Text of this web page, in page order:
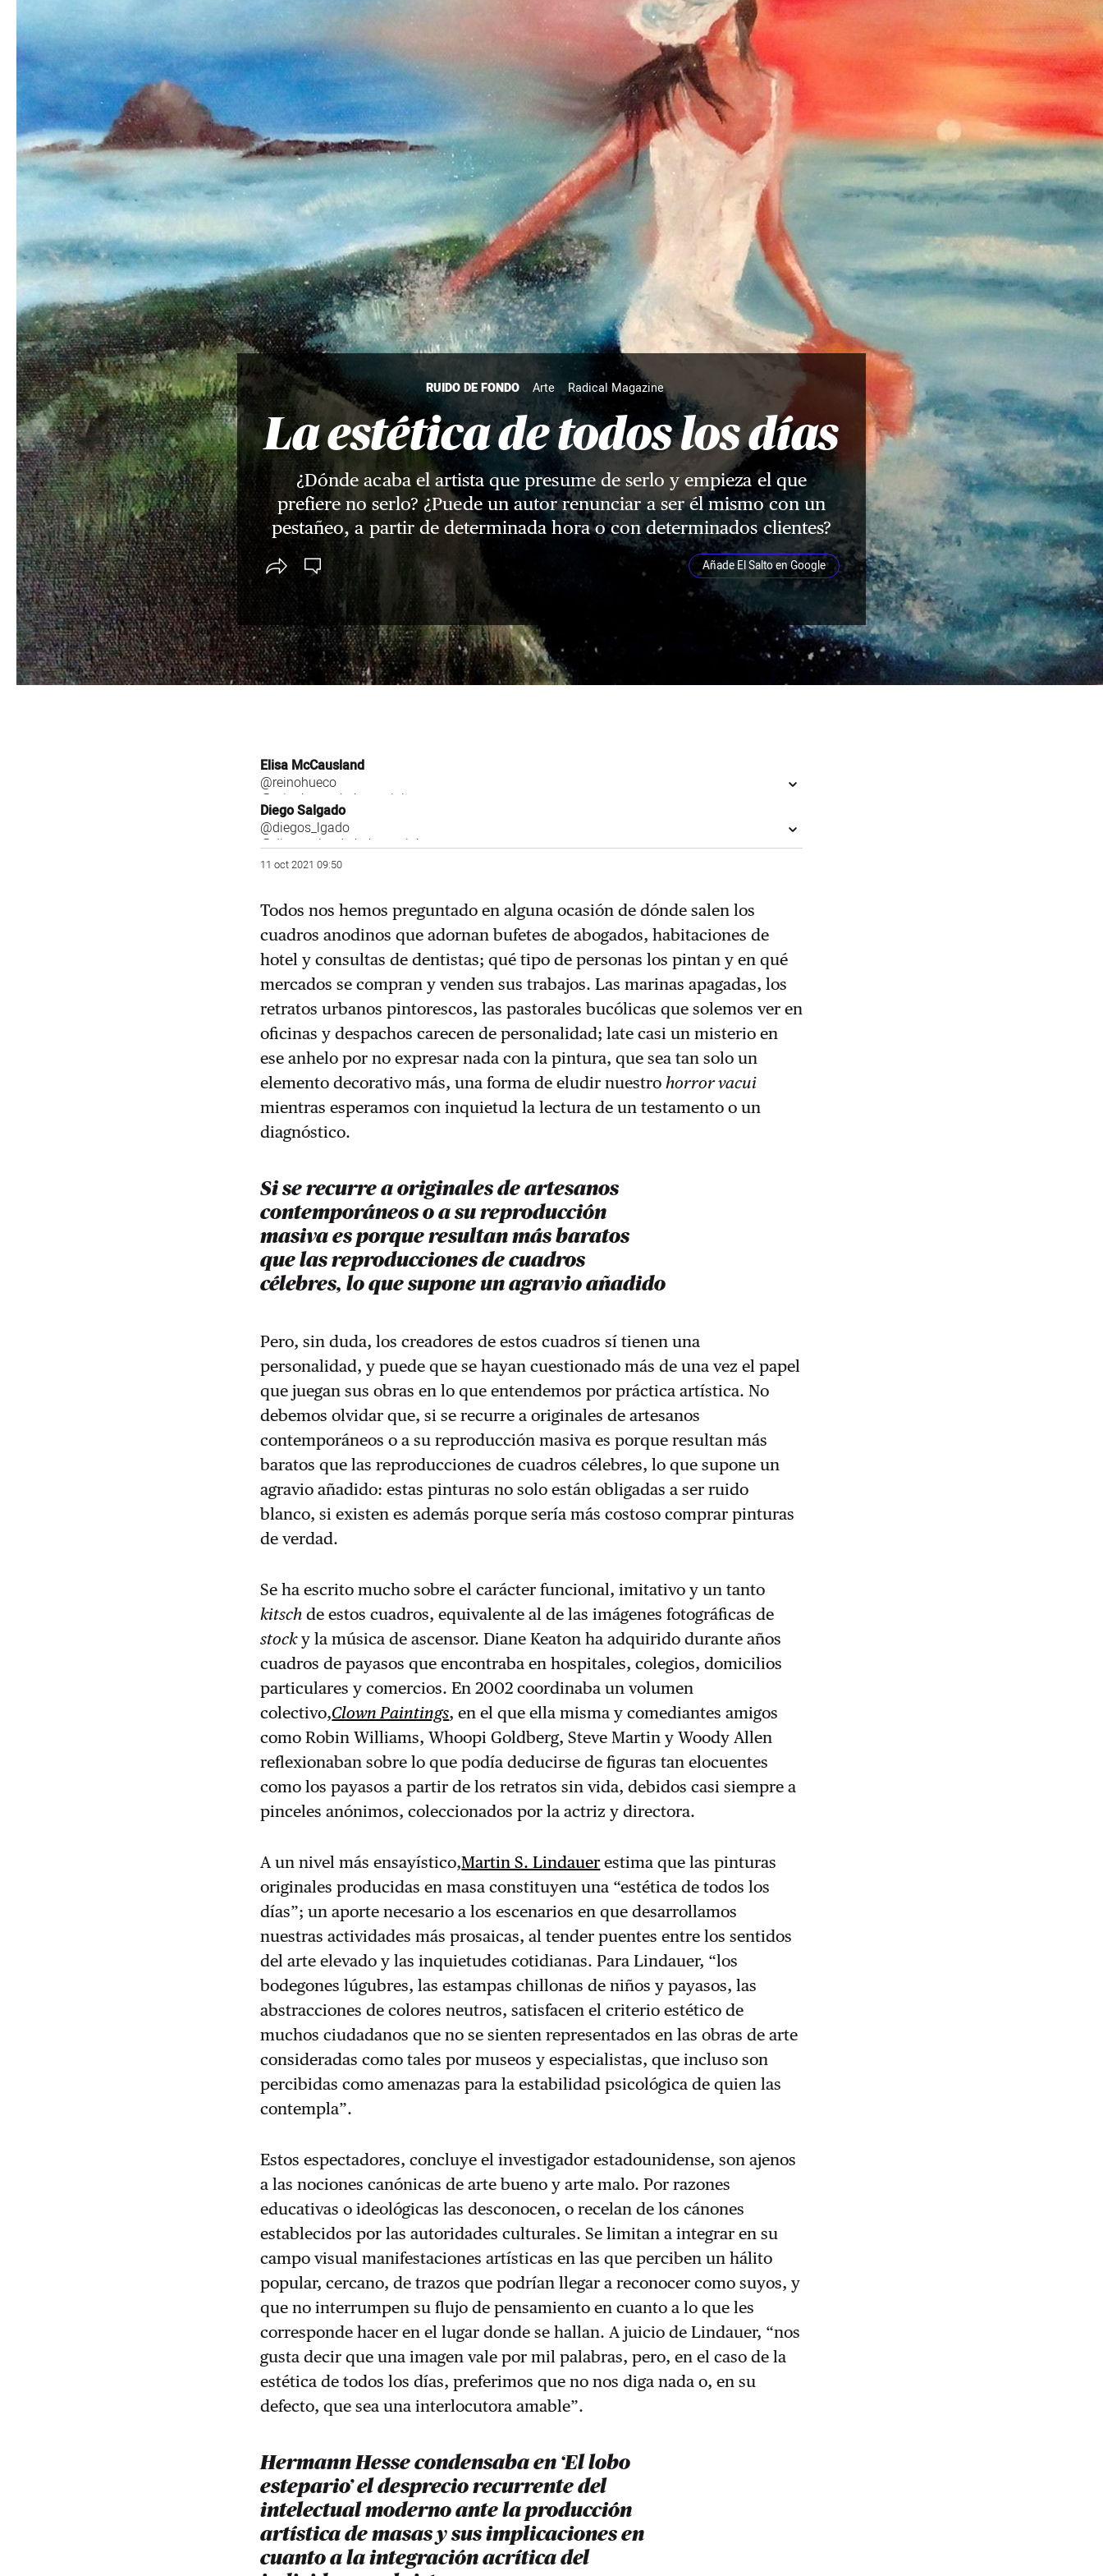
RUIDO DE FONDO Arte Radical Magazine
La estética de todos los días
¿Dónde acaba el artista que presume de serlo y empieza el que
prefiere no serlo? ¿Puede un autor renunciar a ser él mismo con un
pestañeo, a partir de determinada hora o con determinados clientes?
Añade El Salto en Google
Elisa McCausland
@reinohueco
@reinohueco.bsky.social
Diego Salgado
@diegos_lgado
@diegosalgado.bsky.social
11 oct 2021 09:50
Todos nos hemos preguntado en alguna ocasión de dónde salen los
cuadros anodinos que adornan bufetes de abogados, habitaciones de
hotel y consultas de dentistas; qué tipo de personas los pintan y en qué
mercados se compran y venden sus trabajos. Las marinas apagadas, los
retratos urbanos pintorescos, las pastorales bucólicas que solemos ver en
oficinas y despachos carecen de personalidad; late casi un misterio en
ese anhelo por no expresar nada con la pintura, que sea tan solo un
elemento decorativo más, una forma de eludir nuestrohorror vacui
mientras esperamos con inquietud la lectura de un testamento o un
diagnóstico.
Si se recurre a originales de artesanos
contemporáneos o a su reproducción
masiva es porque resultan más baratos
que las reproducciones de cuadros
célebres, lo que supone un agravio añadido
Pero, sin duda, los creadores de estos cuadros sí tienen una
personalidad, y puede que se hayan cuestionado más de una vez el papel
que juegan sus obras en lo que entendemos por práctica artística. No
debemos olvidar que, si se recurre a originales de artesanos
contemporáneos o a su reproducción masiva es porque resultan más
baratos que las reproducciones de cuadros célebres, lo que supone un
agravio añadido: estas pinturas no solo están obligadas a ser ruido
blanco, si existen es además porque sería más costoso comprar pinturas
de verdad.
Se ha escrito mucho sobre el carácter funcional, imitativo y un tanto
kitsch de estos cuadros, equivalente al de las imágenes fotográficas de
stocky la música de ascensor. Diane Keaton ha adquirido durante años
cuadros de payasos que encontraba en hospitales, colegios, domicilios
particulares y comercios. En 2002 coordinaba un volumen
colectivo,Clown Paintings, en el que ella misma y comediantes amigos
como Robin Williams, Whoopi Goldberg, Steve Martin y Woody Allen
reflexionaban sobre lo que podía deducirse de figuras tan elocuentes
como los payasos a partir de los retratos sin vida, debidos casi siempre a
pinceles anónimos, coleccionados por la actriz y directora.
A un nivel más ensayístico,Martin S. Lindauer estima que las pinturas
originales producidas en masa constituyen una “estética de todos los
días”; un aporte necesario a los escenarios en que desarrollamos
nuestras actividades más prosaicas, al tender puentes entre los sentidos
del arte elevado y las inquietudes cotidianas. Para Lindauer, “los
bodegones lúgubres, las estampas chillonas de niños y payasos, las
abstracciones de colores neutros, satisfacen el criterio estético de
muchos ciudadanos que no se sienten representados en las obras de arte
consideradas como tales por museos y especialistas, que incluso son
percibidas como amenazas para la estabilidad psicológica de quien las
contempla”.
Estos espectadores, concluye el investigador estadounidense, son ajenos
a las nociones canónicas de arte bueno y arte malo. Por razones
educativas o ideológicas las desconocen, o recelan de los cánones
establecidos por las autoridades culturales. Se limitan a integrar en su
campo visual manifestaciones artísticas en las que perciben un hálito
popular, cercano, de trazos que podrían llegar a reconocer como suyos, y
que no interrumpen su flujo de pensamiento en cuanto a lo que les
corresponde hacer en el lugar donde se hallan. A juicio de Lindauer, “nos
gusta decir que una imagen vale por mil palabras, pero, en el caso de la
estética de todos los días, preferimos que no nos diga nada o, en su
defecto, que sea una interlocutora amable”.
Hermann Hesse condensaba en ‘El lobo
estepario’ el desprecio recurrente del
intelectual moderno ante la producción
artística de masas y sus implicaciones en
cuanto a la integración acrítica del